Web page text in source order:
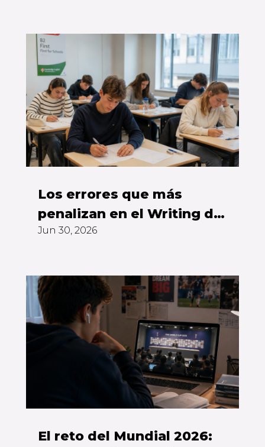
Los errores que más
penalizan en el Writing del
First
Jun 30, 2026
El reto del Mundial 2026: